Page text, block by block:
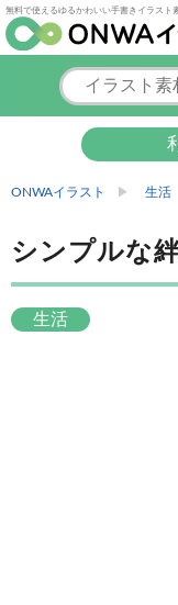
無料で使えるゆるかわいい手書きイラスト
ONWAイラスト 生活
シンプルな
生活